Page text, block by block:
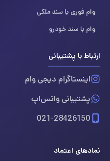
وام فوری با سند ملکی
وام با سند خودرو
ارتباط با پشتیبانی
اینستاگرام دیجی وام
پشتیبانی واتس‌اپ
021-28426150
نمادهای اعتماد